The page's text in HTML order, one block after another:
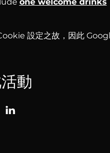
設定之故，因此
動